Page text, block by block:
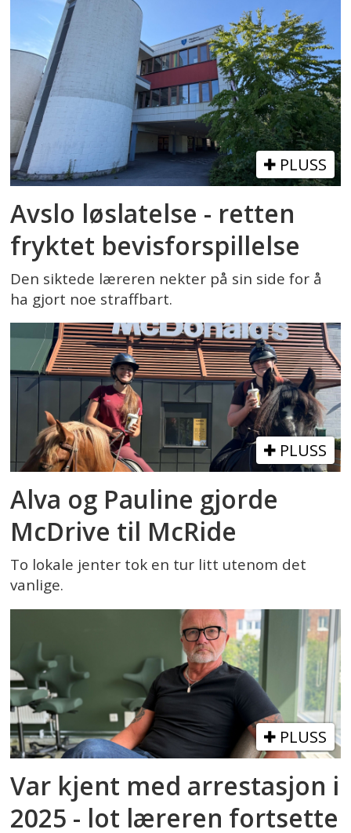
PLUSS
Avslo løslatelse - retten
fryktet bevisforspillelse
Den siktede læreren nekter på sin side for å
ha gjort noe straffbart.
PLUSS
Alva og Pauline gjorde
McDrive til McRide
To lokale jenter tok en tur litt utenom det
vanlige.
PLUSS
Var kjent med arrestasjon i
2025 - lot læreren fortsette